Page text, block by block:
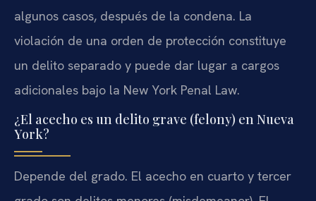
algunos casos, después de la condena. La
violación de una orden de protección constituye
un delito separado y puede dar lugar a cargos
adicionales bajo la New York Penal Law.
¿El acecho es un delito grave (felony) en Nueva
York?
Depende del grado. El acecho en cuarto y tercer